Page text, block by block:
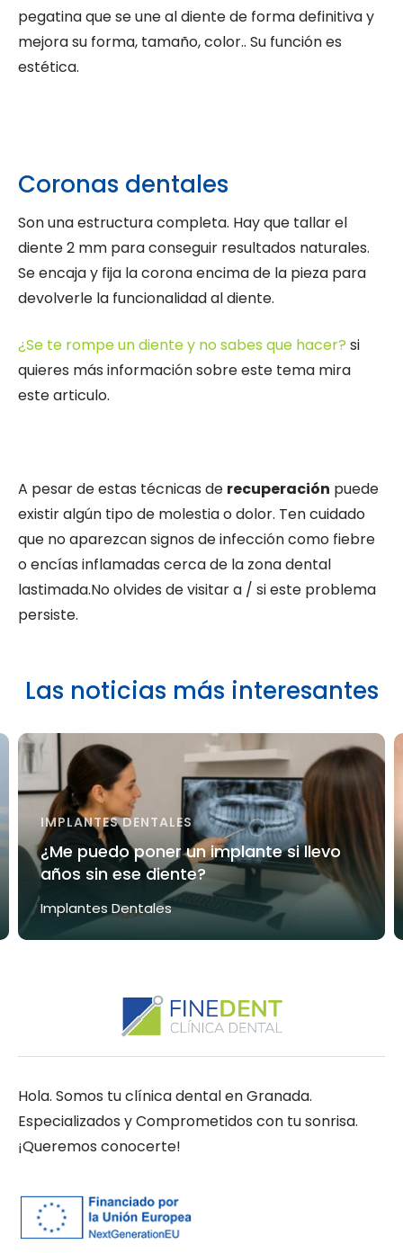
pegatina que se une al diente de forma definitiva y
mejora su forma, tamaño, color.. Su función es
estética.
Coronas dentales
Son una estructura completa. Hay que tallar el
diente 2 mm para conseguir resultados naturales.
Se encaja y fija la corona encima de la pieza para
devolverle la funcionalidad al diente.
¿Se te rompe un diente y no sabes que hacer? si
quieres más información sobre este tema mira
este articulo.
A pesar de estas técnicas de recuperación puede
existir algún tipo de molestia o dolor. Ten cuidado
que no aparezcan signos de infección como fiebre
o encías inflamadas cerca de la zona dental
lastimada.No olvides de visitar a / si este problema
persiste.
Las noticias más interesantes
IMPLANTES DENTALES
¿Me puedo poner un implante si llevo
años sin ese diente?
Implantes Dentales
Hola. Somos tu clínica dental en Granada.
Especializados y Comprometidos con tu sonrisa.
¡Queremos conocerte!